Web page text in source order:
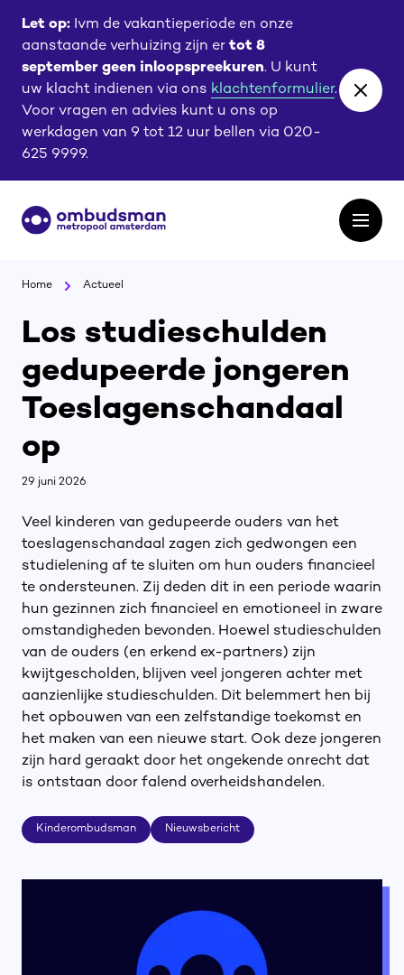
Let op: Ivm de vakantieperiode en onze
aanstaande verhuizing zijn er tot 8
september geen inloopspreekuren. U kunt
uw klacht indienen via ons klachtenformulier.
Voor vragen en advies kunt u ons op
werkdagen van 9 tot 12 uur bellen via 020-
625 9999.
Close
naar
content
naar
footer
Ga
naar
homepagina
Open
Home Actueel
Los studieschulden
gedupeerde jongeren
Toeslagenschandaal
op
29 juni 2026
Veel kinderen van gedupeerde ouders van het
toeslagenschandaal zagen zich gedwongen een
studielening af te sluiten om hun ouders financieel
te ondersteunen. Zij deden dit in een periode waarin
hun gezinnen zich financieel en emotioneel in zware
omstandigheden bevonden. Hoewel studieschulden
van de ouders (en erkend ex-partners) zijn
kwijtgescholden, blijven veel jongeren achter met
aanzienlijke studieschulden. Dit belemmert hen bij
het opbouwen van een zelfstandige toekomst en
het maken van een nieuwe start. Ook deze jongeren
zijn hard geraakt door het ongekende onrecht dat
is ontstaan door falend overheidshandelen.
Kinderombudsman
Kinderombudsman
Nieuwsbericht
Nieuwsbericht